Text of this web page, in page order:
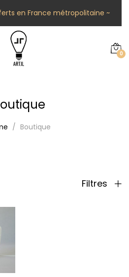
en France métropolitaine ~
0
Boutique
Filtres